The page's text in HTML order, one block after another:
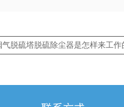
气脱硫塔脱硫除尘器是怎样来工作